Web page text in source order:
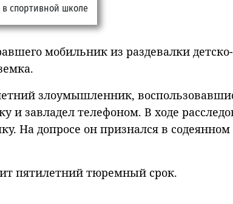
мобильник из раздевалки детско-
злоумышленник,
и завладел телефоном. В ходе
На допросе он признался в
пятилетний тюремный срок.